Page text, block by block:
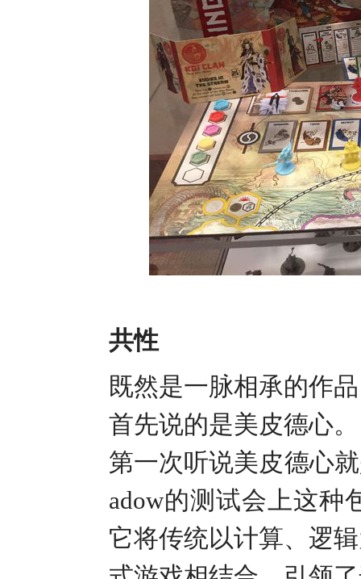
共性
既然是一脉相承的作
首先说的是美皮德心。
第一次听说美皮德心
adow的测试会上这种
它将传统以计算、逻